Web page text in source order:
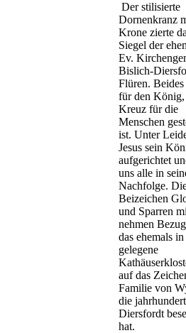
Der stilisierte
Dornenkranz
Krone zierte
Siegel der
Ev.
Bislich-
Flüren. Beides
für den König,
Kreuz für die
Menschen
ist. Unter
Jesus sein
aufgerichtet
uns alle in
Nachfolge.
Beizeichen
und Sparren
nehmen
das ehemals
gelegene
auf das
Familie von
die
Diersfordt
hat.